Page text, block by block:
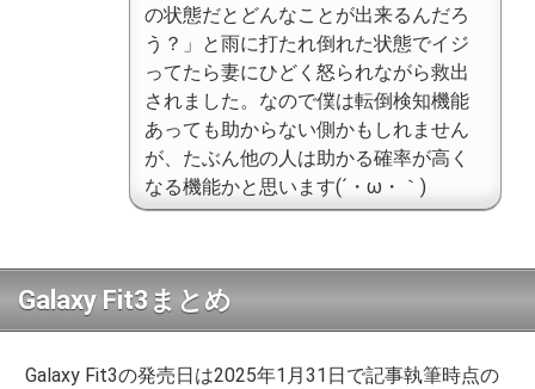
の状態だとどんなことが出来るんだろ
う？」と雨に打たれ倒れた状態でイジ
ってたら妻にひどく怒られながら救出
されました。なので僕は転倒検知機能
あっても助からない側かもしれません
が、たぶん他の人は助かる確率が高く
なる機能かと思います(´・ω・｀)
Galaxy Fit3まとめ
Galaxy Fit3の発売日は2025年1月31日で記事執筆時点の